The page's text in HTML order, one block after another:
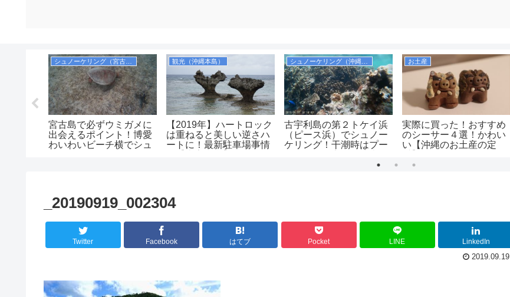
シュノーケリング（宮古諸島）
宮古島で必ずウミガメに
出会えるポイント！博愛
わいわいビーチ横でシュ
観光（沖縄本島）
【2019年】ハートロック
は重ねると美しい逆さハ
ートに！最新駐車場事情
古宇利島の第２トケイ浜
（ピース浜）でシュノー
ケリング！干潮時はプー
お土産
実際に買った！おすすめ
のシーサー４選！かわい
い【沖縄のお土産の定
_20190919_002304
Twitter Facebook はてブ Pocket LINE
LinkedIn
2019.09.19